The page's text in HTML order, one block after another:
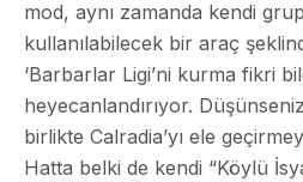
mod, aynı zamanda kendi
kullanılabilecek bir araç
‘Barbarlar Ligi’ni kurma fikri
heyecanlandırıyor.
birlikte Calradia’yı ele
Hatta belki de kendi “Köylü